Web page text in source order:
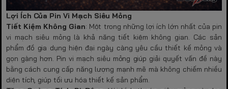
Lợi Ích Của Pin Vi Mạch Siêu Mỏng
Tiết Kiệm Không Gian: Một trong những lợi ích lớn nhất của pin
vi mạch siêu mỏng là khả năng tiết kiệm không gian. Các sản
phẩm đồ gia dụng hiện đại ngày càng yêu cầu thiết kế mỏng và
gọn gàng hơn. Pin vi mạch siêu mỏng giúp giải quyết vấn đề này
bằng cách cung cấp năng lượng mạnh mẽ mà không chiếm nhiều
diện tích, giúp tối ưu hóa thiết kế sản phẩm.